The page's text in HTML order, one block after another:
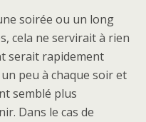
soirée ou un long
cela ne servirait à rien
serait rapidement
peu à chaque soir et
semblé plus
Dans le cas de